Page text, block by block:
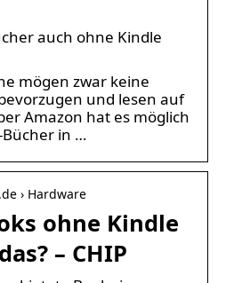
auch ohne Kindle
mögen zwar keine
und lesen auf
Amazon hat es möglich
in …
› Hardware
ohne Kindle
– CHIP